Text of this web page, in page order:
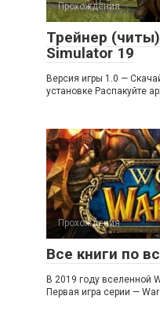
Прохождения
Трейнер
Simulator 19
Версия игры 1.0 —
установке Распакуйте
Прохождения
Все книги по
В 2019 году вселенной
Первая игра серии —